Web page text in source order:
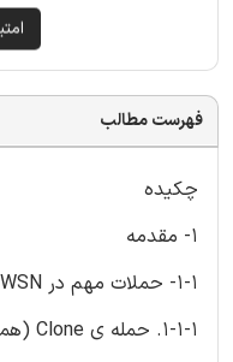
فهرست مطالب
چکیده
1- مقدمه
1-1- حملات مهم در WSN
1-1-1. حمله ی Clone (همزاد)